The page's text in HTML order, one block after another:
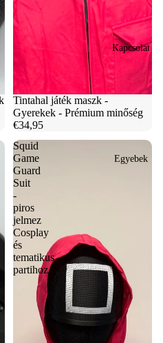
Kapcsolat
Egyebek
Tintahal játék maszk -
Gyerekek - Prémium minőség
€34,95
Squid
Game
Guard
Suit
-
piros
jelmez
Cosplay
és
tematikus
partihoz